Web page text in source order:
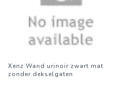
Xenz Wand urinoir zwart mat
zonder dekselgaten